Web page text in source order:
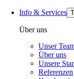
Info & Services
Über uns
Unser
Über uns
Unsere
Referenzen